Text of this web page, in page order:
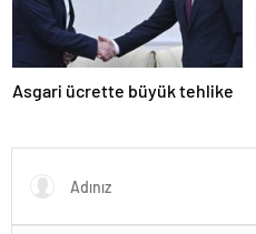
Asgari ücrette büyük tehlike